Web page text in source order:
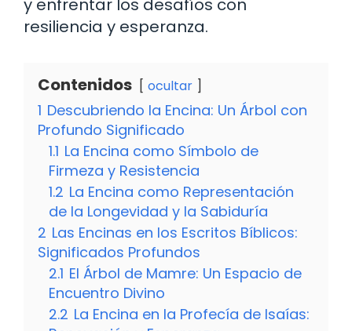
y enfrentar los desafíos con
resiliencia y esperanza.
Contenidos ocultar
1 Descubriendo la Encina: Un Árbol con
Profundo Significado
1.1 La Encina como Símbolo de
Firmeza y Resistencia
1.2 La Encina como Representación
de la Longevidad y la Sabiduría
2 Las Encinas en los Escritos Bíblicos:
Significados Profundos
2.1 El Árbol de Mamre: Un Espacio de
Encuentro Divino
2.2 La Encina en la Profecía de Isaías: